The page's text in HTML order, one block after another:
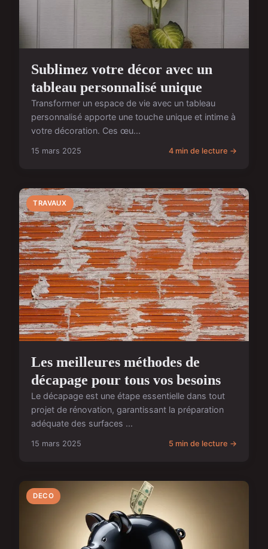
Sublimez votre décor avec un
tableau personnalisé unique
Transformer un espace de vie avec un tableau
personnalisé apporte une touche unique et intime à
votre décoration. Ces œu...
15 mars 2025 4 min de lecture →
TRAVAUX
Les meilleures méthodes de
décapage pour tous vos besoins
Le décapage est une étape essentielle dans tout
projet de rénovation, garantissant la préparation
adéquate des surfaces ...
15 mars 2025 5 min de lecture →
DECO